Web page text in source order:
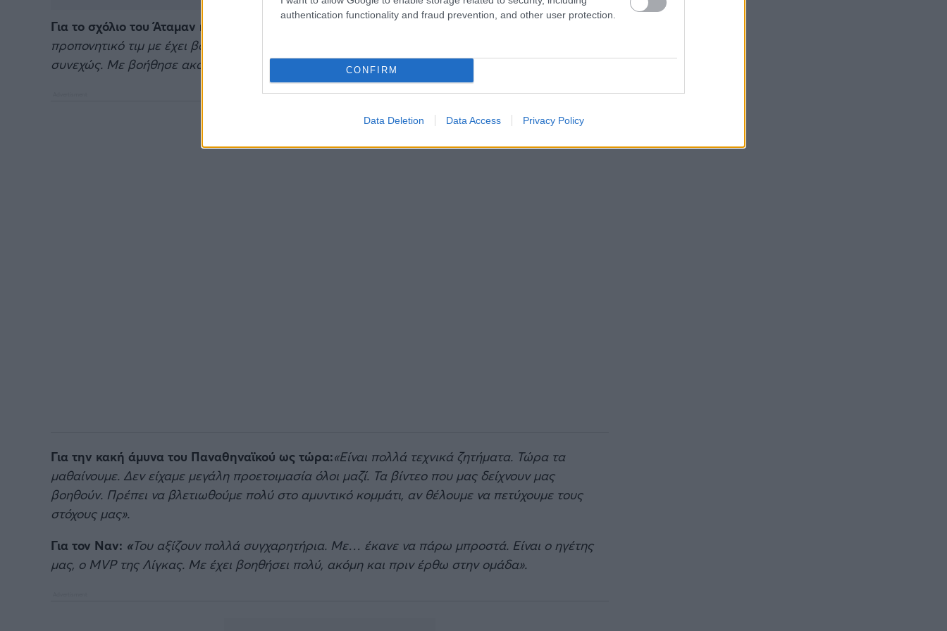
authentication functionality and fraud prevention, and other user protection.
CONFIRM
Data Deletion Data Access Privacy Policy
Για το σχόλιο του Άταμαν και τη δουλειά του προπονητικού τιμ:
«Έχω μιλήσει μαζί του. Το
προπονητικό τιμ με έχει βοηθήσει ώστε να καταλάβω τι και πως μπορώ να βοηθήσω. Δούλευα
συνεχώς. Με βοήθησε ακόμη στο που πρέπει να είμαι στο παρκέ, αλλά και πνευματικά».
Για την κακή άμυνα του Παναθηναϊκού ως τώρα:«Είναι πολλά τεχνικά ζητήματα. Τώρα τα
μαθαίνουμε. Δεν είχαμε μεγάλη προετοιμασία όλοι μαζί. Τα βίντεο που μας δείχνουν μας
βοηθούν. Πρέπει να βλετιωθούμε πολύ στο αμυντικό κομμάτι, αν θέλουμε να πετύχουμε τους
στόχους μας».
Για τον Ναν: «Του αξίζουν πολλά συγχαρητήρια. Με… έκανε να πάρω μπροστά. Είναι ο ηγέτης
μας, ο MVP της Λίγκας. Με έχει βοηθήσει πολύ, ακόμη και πριν έρθω στην ομάδα».